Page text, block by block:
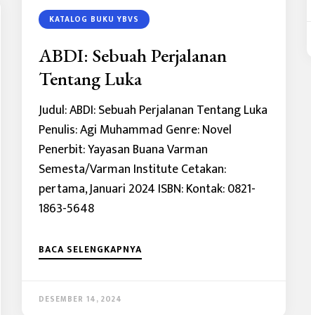
KATALOG BUKU YBVS
ABDI: Sebuah Perjalanan
Tentang Luka
Judul: ABDI: Sebuah Perjalanan Tentang Luka
Penulis: Agi Muhammad Genre: Novel
Penerbit: Yayasan Buana Varman
Semesta/Varman Institute Cetakan:
pertama, Januari 2024 ISBN: Kontak: 0821-
1863-5648
BACA SELENGKAPNYA
DESEMBER 14, 2024